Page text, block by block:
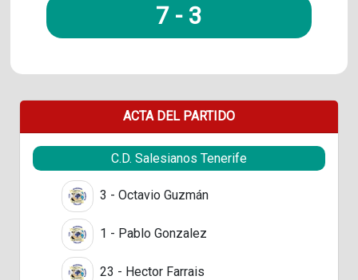
7 - 3
ACTA DEL PARTIDO
C.D. Salesianos Tenerife
3 - Octavio Guzmán
1 - Pablo Gonzalez
23 - Hector Farrais